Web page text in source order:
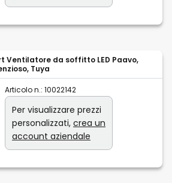
Ventilatore da soffitto LED Paavo,
Tuya
Articolo n.: 10022142
Per visualizzare prezzi
personalizzati, crea un
account aziendale